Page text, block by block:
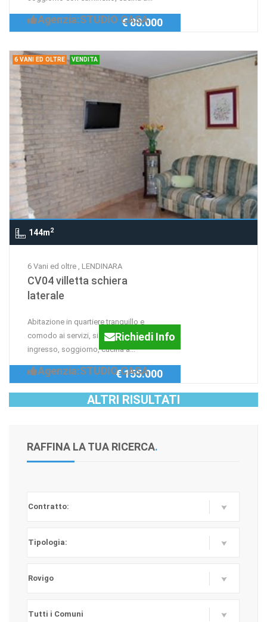
Agenzia:STUDIO CASA
€ 88.000
6 VANI ED OLTRE VENDITA
144m2
6 Vani ed oltre , LENDINARA
CV04 villetta schiera
laterale
Abitazione in quartiere tranquillo e
comodo ai servizi, si compone di:
ingresso, soggiorno, cucina a...
Richiedi Info
Agenzia:STUDIO CASA
€ 155.000
ALTRI RISULTATI
RAFFINA LA TUA RICERCA.